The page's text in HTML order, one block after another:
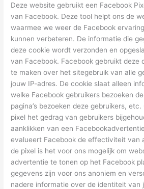
Deze website gebruikt een Facebook
van Facebook. Deze tool helpt ons de
waarmee we weer de Facebook
kunnen verbeteren. De informatie die
deze cookie wordt verzonden en
van Facebook. Facebook gebruikt deze
te maken over het sitegebruik van alle
jouw IP-adres. De cookie slaat alleen
welke Facebook gebruikers bezoeken
pagina’s bezoeken deze gebruikers,
pixel het gedrag van gebruikers
aanklikken van een
evalueert Facebook de effectiviteit van
de pixel is het voor ons mogelijk om
advertentie te tonen op het Facebook
gegevens zijn voor ons anoniem en
nadere informatie over de identiteit van